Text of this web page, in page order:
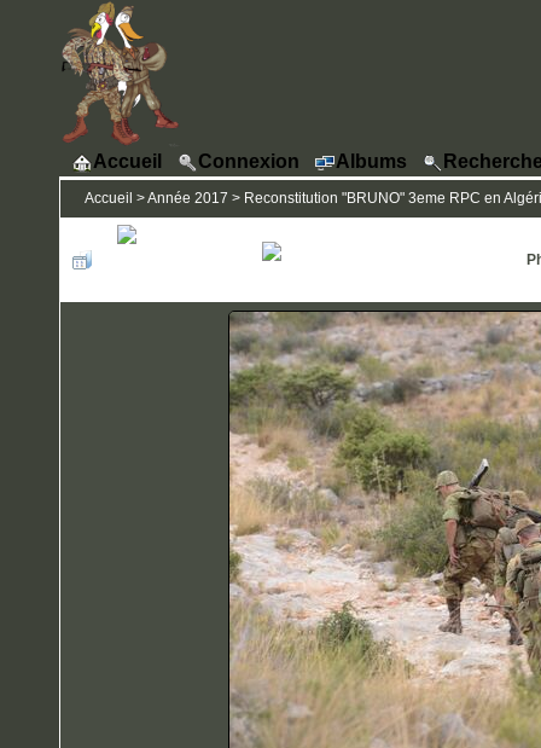
Accueil Connexion Albums
Accueil >Année 2017 > Reconstitution "BRUNO" 3eme RPC en